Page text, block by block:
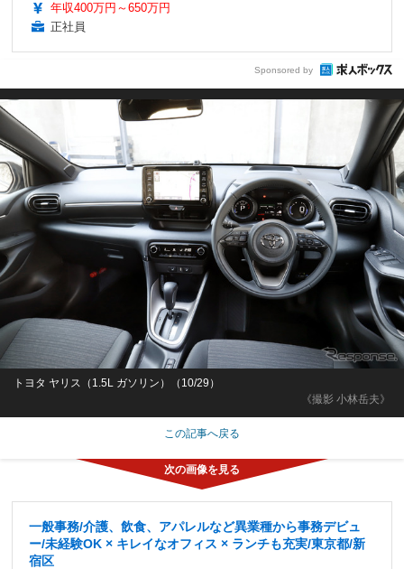
年収400万円～650万円
正社員
Sponsored by
《撮影 小林岳夫》
トヨタ ヤリス（1.5L ガソリン）（10/29）
この記事へ戻る
一般事務/介護、飲食、アパレルなど異業種から事務デビュ
ー/未経験OK × キレイなオフィス × ランチも充実/東京都/新
宿区